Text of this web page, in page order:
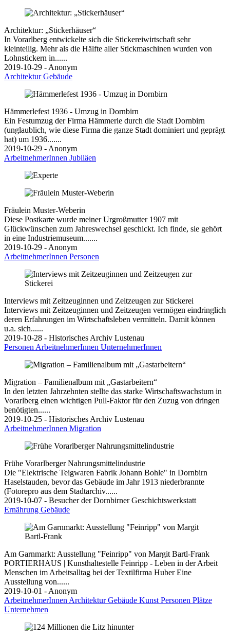
Architektur: „Stickerhäuser“
In Vorarlberg entwickelte sich die Stickereiwirtschaft sehr
kleinteilig. Mehr als die Hälfte aller Stickmaschinen wurden von
Lohnstickern in......
2019-10-29 - Anonym
ArchitekturGebäude
Hämmerlefest 1936 - Umzug in Dornbirn
Ein Festumzug der Firma Hämmerle durch die Stadt Dornbirn
(unglaublich, wie diese Firma die ganze Stadt dominiert und geprägt
hat) um 1936.......
2019-10-29 - Anonym
ArbeitnehmerInnen Jubiläen
Fräulein Muster-Weberin
Diese Postkarte wurde meiner Urgroßmutter 1907 mit
Glückwünschen zum Jahreswechsel geschickt. Ich finde, sie gehört
in eine Industriemuseum.......
2019-10-29 - Anonym
ArbeitnehmerInnen Personen
Interviews mit Zeitzeuginnen und Zeitzeugen zur Stickerei
Interviews mit Zeitzeuginnen und Zeitzeugen vermögen eindringlich
deren Erfahrungen im Wirtschaftsleben vermitteln. Damit können
u.a. sich......
2019-10-28 - Historisches Archiv Lustenau
Personen ArbeitnehmerInnen UnternehmerInnen
Migration – Familienalbum mit „Gastarbeitern“
In den letzten Jahrzehnten stellte das starke Wirtschaftswachstum in
Vorarlberg einen wichtigen Pull-Faktor für den Zuzug von dringen
benötigten......
2019-10-25 - Historisches Archiv Lustenau
ArbeitnehmerInnen Migration
Frühe Vorarlberger Nahrungsmittelindustrie
Die "Elektrische Teigwaren Fabrik Johann Bohle" in Dornbirn
Haselstauden, bevor das Gebäude im Jahr 1913 niederbrannte
(Fotorepro aus dem Stadtarchiv......
2019-10-07 - Besucher der Dornbirner Geschichtswerkstatt
Ernährung Gebäude
Am Garnmarkt: Ausstellung "Feinripp" von Margit Bartl-Frank
PORTIERHAUS | Kunsthaltestelle Feinripp - Leben in der Arbeit
Menschen im Arbeitsalltag bei der Textilfirma Huber Eine
Ausstellung von......
2019-10-01 - Anonym
ArbeitnehmerInnen ArchitekturGebäude Kunst Personen Plätze
Unternehmen